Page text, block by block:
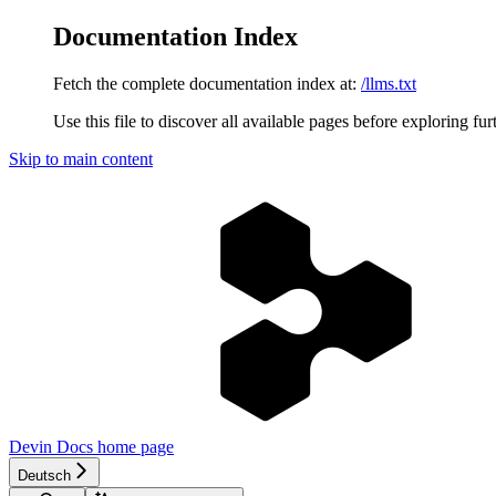
Documentation Index
Fetch the complete documentation index at: /llms.txt
Use this file to discover all available pages before exploring
Skip to main content
Devin Docs home page
Deutsch